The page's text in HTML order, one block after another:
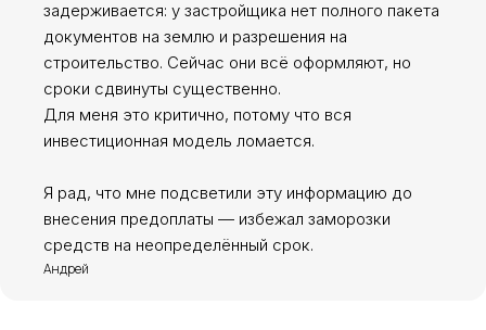
задерживается: у застройщика нет полного пакета
документов на землю и разрешения на
строительство. Сейчас они всё оформляют, но
сроки сдвинуты существенно.
Для меня это критично, потому что вся
инвестиционная модель ломается.
Я рад, что мне подсветили эту информацию до
внесения предоплаты — избежал заморозки
средств на неопределённый срок.
Андрей